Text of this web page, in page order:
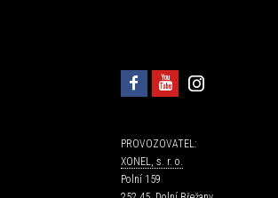
PROVOZOVATEL:
XONEL, s. r. o.
Polní 159